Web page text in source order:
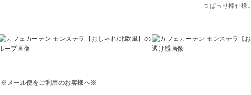
つぱっり棒仕様。
※メール便をご利用のお客様へ※